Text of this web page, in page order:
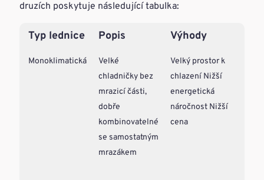
druzích poskytuje následující tabulka:
Typ lednice Popis Výhody
Monoklimatická
Velké
chladničky bez
mrazicí části,
dobře
kombinovatelné
se samostatným
mrazákem
Velký prostor k
chlazení Nižší
energetická
náročnost Nižší
cena